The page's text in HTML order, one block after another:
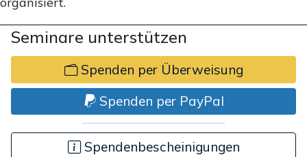
Seminare unterstützen
Spenden per Überweisung
Spenden per PayPal
Spendenbescheinigungen